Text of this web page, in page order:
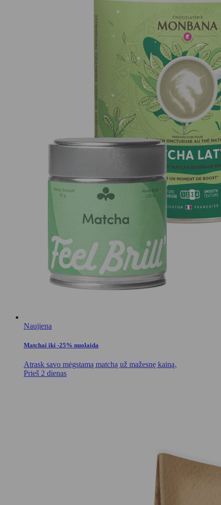
Naujiena
Matchai iki -25% nuolaida
Atrask savo mėgstamą matchą už mažesnę kainą.
Prieš 2 dienas